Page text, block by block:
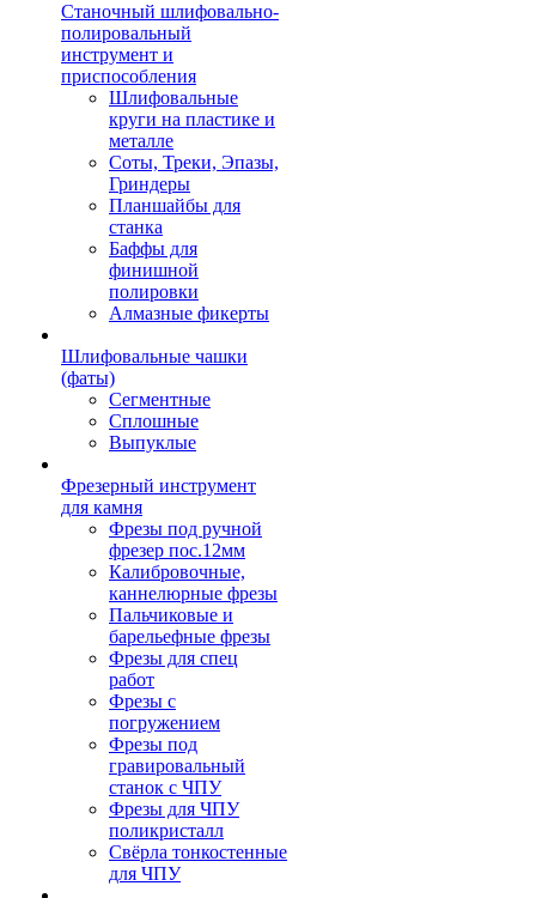
Станочный шлифовально-
полировальный
инструмент и
приспособления
Шлифовальные
круги на пластике и
металле
Соты, Треки, Эпазы,
Гриндеры
Планшайбы для
станка
Баффы для
финишной
полировки
Алмазные фикерты
Шлифовальные чашки
(фаты)
Сегментные
Сплошные
Выпуклые
Фрезерный инструмент
для камня
Фрезы под ручной
фрезер пос.12мм
Калибровочные,
каннелюрные фрезы
Пальчиковые и
барельефные фрезы
Фрезы для спец
работ
Фрезы с
погружением
Фрезы под
гравировальный
станок с ЧПУ
Фрезы для ЧПУ
поликристалл
Свёрла тонкостенные
для ЧПУ